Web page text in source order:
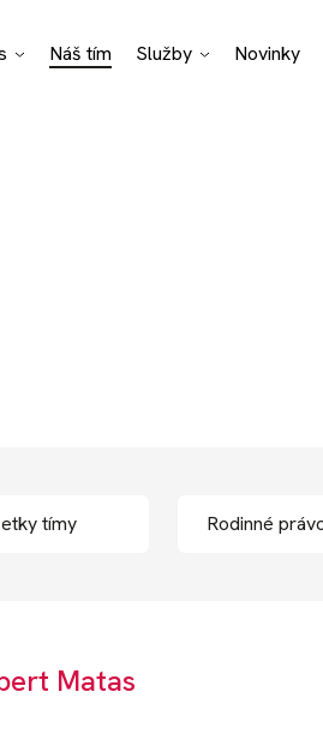
Náš tím
Služby
Novinky
Matas